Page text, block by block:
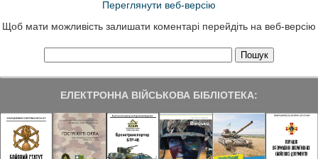
Переглянути веб-версію
Щоб мати можливість залишати коментарі перейдіть на веб-версію
ЕЛЕКТРОННА ВІЙСЬКОВА БІБЛІОТЕКА: